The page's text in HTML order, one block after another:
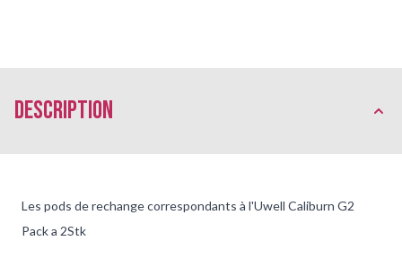
Description
Les pods de rechange correspondants à l'Uwell Caliburn G2
Pack a 2Stk